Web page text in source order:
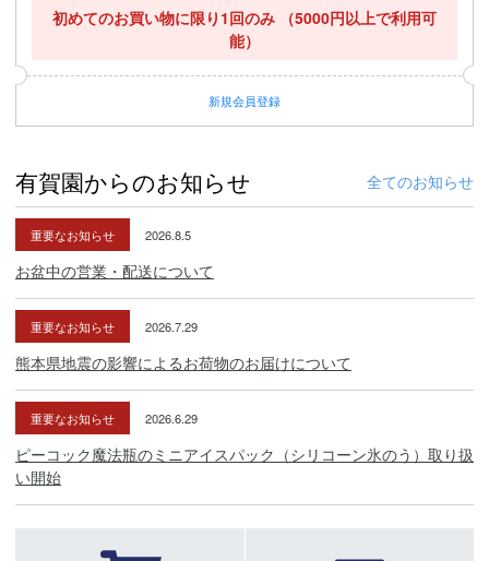
初めてのお買い物に限り1回のみ
（5000円以上で利用可
能）
新規会員登録
有賀園からのお知らせ 全てのお知らせ
重要なお知らせ 2026.8.5
お盆中の営業・配送について
重要なお知らせ 2026.7.29
熊本県地震の影響によるお荷物のお届けについて
重要なお知らせ 2026.6.29
ピーコック魔法瓶のミニアイスパック（シリコーン氷のう）取り扱
い開始